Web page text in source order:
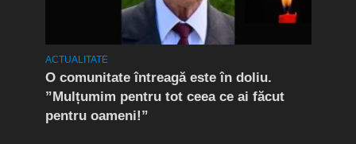
ACTUALITATE
O comunitate întreagă este în doliu.
”Mulțumim pentru tot ceea ce ai făcut
pentru oameni!”